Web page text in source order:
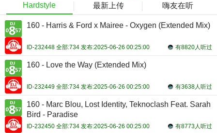
Hardstyle 最新上传 嗨友在听
160 - Harris & Ford x Mairee - Oxygen (Extended Mix)
有8820人听过
ID-232448 全部:734 发布:2025-06-26 00:25:00
160 - Love the Way (Extended Mix)
有3638人听过
ID-232449 全部:734 发布:2025-06-26 00:25:00
160 - Marc Blou, Lost Identity, Teknoclash Feat. Sarah
Bird - Paradise
有8773人听过
ID-232450 全部:734 发布:2025-06-26 00:25:00